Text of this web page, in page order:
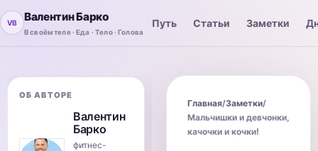
Валентин Барко
В своём теле · Еда · Тело · Голова
Путь Статьи Заметки
Главная/Заметки/
Мальчишки и девчонки,
качочки и кочки!
ОБ АВТОРЕ
Валентин
Барко
фитнес-